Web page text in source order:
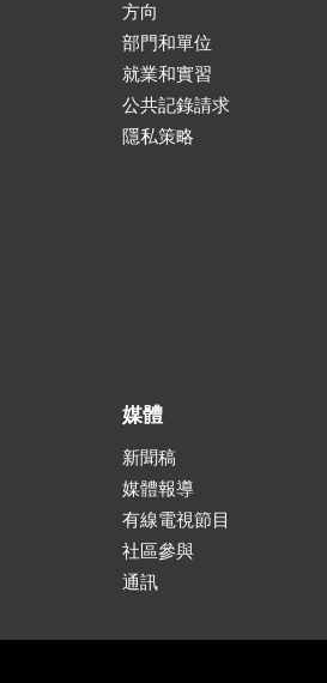
方向
部門和單位
就業和實習
公共記錄請求
隱私策略
媒體
新聞稿
媒體報導
有線電視節目
社區參與
通訊